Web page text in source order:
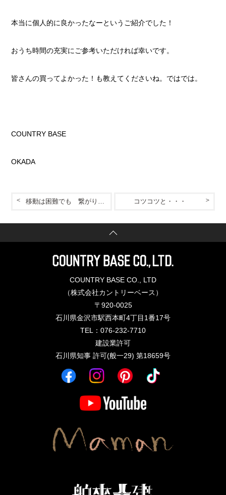
本当に個人的に良かったなーというご紹介でした！
おうち時間の充実にご参考いただければ幸いです。
皆さんの買ってよかった！も教えてくださいね。ではでは。
COUNTRY BASE
OKADA
コツコツと・・・
移動は困難でも 繋がります！
COUNTRY BASE CO., LTD
（株式会社カントリーベース）
〒920-0025
石川県金沢市駅西本町4丁目1番17号
TEL：076-232-7710
建設業許可
石川県知事 許可(般一29) 第18659号